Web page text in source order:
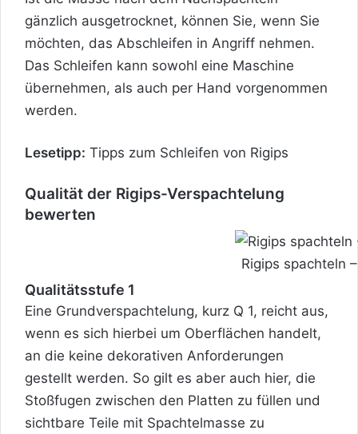
gänzlich ausgetrocknet, können Sie, wenn Sie
möchten, das Abschleifen in Angriff nehmen.
Das Schleifen kann sowohl eine Maschine
übernehmen, als auch per Hand vorgenommen
werden.
Lesetipp: Tipps zum Schleifen von Rigips
Qualität der Rigips-Verspachtelung
bewerten
Rigips spachteln
Qualitätsstufe 1
Eine Grundverspachtelung, kurz Q 1, reicht aus,
wenn es sich hierbei um Oberflächen handelt,
an die keine dekorativen Anforderungen
gestellt werden. So gilt es aber auch hier, die
Stoßfugen zwischen den Platten zu füllen und
sichtbare Teile mit Spachtelmasse zu